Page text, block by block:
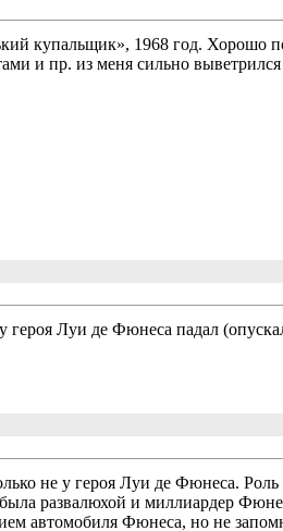
купальщик», 1968 год. Хорошо
и пр. из меня сильно
героя Луи де Фюнеса падал
не у героя Луи де Фюнеса.
развалюхой и миллиардер
автомобиля Фюнеса, но не